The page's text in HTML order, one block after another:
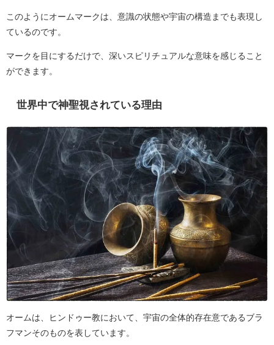
このようにオームマークは、意識の状態や宇宙の構造までも表現し
ているのです。
マークを目にするだけで、深いスピリチュアルな意味を感じること
ができます。
世界中で神聖視されている理由
オームは、ヒンドゥー教において、宇宙の全体的存在意であるブラ
フマンそのものを表しています。